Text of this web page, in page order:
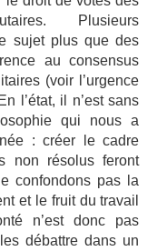
Plusieurs
sujet plus que des
au consensus
(voir l’urgence
l’état, il n’est sans
qui nous a
: créer le cadre
non résolus feront
confondons pas la
et le fruit du travail
n’est donc pas
débattre dans un